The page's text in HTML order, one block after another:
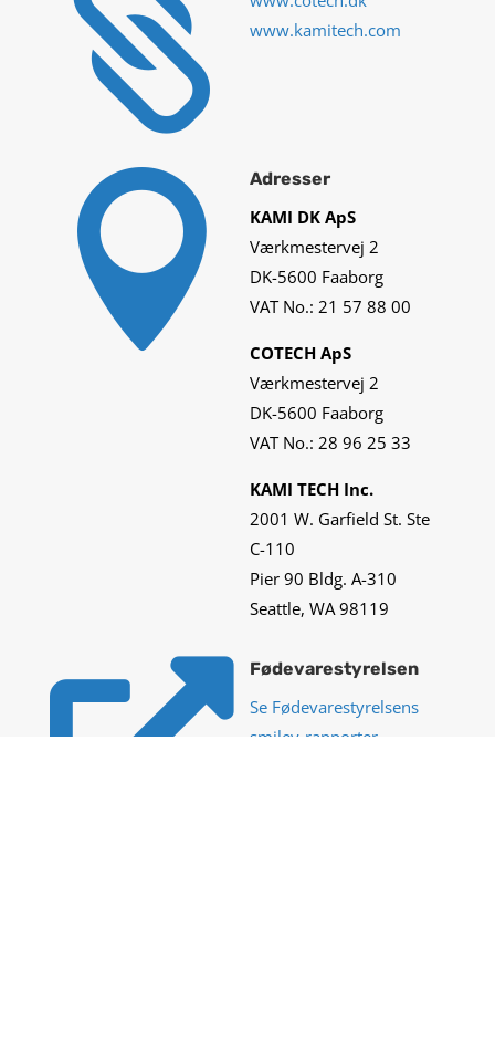

www.kamitech.com
 Adresser
KAMI DK ApS
Værkmestervej 2
DK-5600 Faaborg
VAT No.: 21 57 88 00
COTECH ApS
Værkmestervej 2
DK-5600 Faaborg
VAT No.: 28 96 25 33
KAMI TECH Inc.
2001 W. Garfield St. Ste
C-110
Pier 90 Bldg. A-310
Seattle, WA 98119
 Fødevarestyrelsen
Se Fødevarestyrelsens
smiley-rapporter